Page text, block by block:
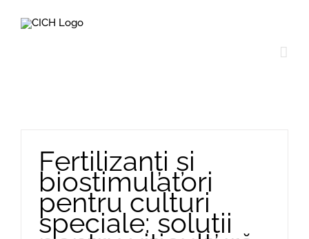
Fertilizanți și
biostimulatori
pentru culturi
speciale: soluții